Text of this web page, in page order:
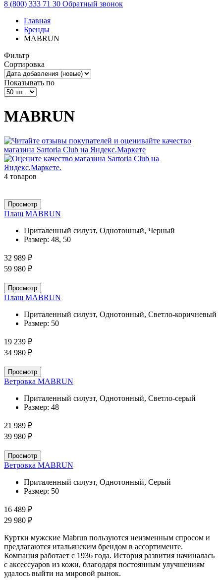
8 (800) 333 71 30 Обратный звонок
Главная
Бренды
MABRUN
Фильтр
Сортировка
Показывать по
MABRUN
4 товаров
Просмотр
Плащ MABRUN
Приталенный силуэт, Однотонный, Черный
Размер: 48, 50
32 989 ₽
59 980 ₽
Просмотр
Плащ MABRUN
Приталенный силуэт, Однотонный, Светло-коричневый
Размер: 50
19 239 ₽
34 980 ₽
Просмотр
Ветровка MABRUN
Приталенный силуэт, Однотонный, Светло-серый
Размер: 48
21 989 ₽
39 980 ₽
Просмотр
Ветровка MABRUN
Приталенный силуэт, Однотонный, Серый
Размер: 50
16 489 ₽
29 980 ₽
Куртки мужские Mabrun пользуются неизменным спросом и
предлагаются итальянским брендом в ассортименте.
Компания работает с 1936 года. История развития начиналась
с аксессуаров из кожи, благодаря постоянным улучшениям
удалось выйти на мировой рынок.